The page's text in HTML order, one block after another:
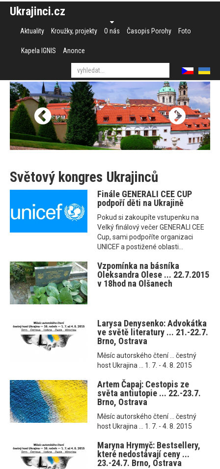
Ukrajinci.cz
Aktuality Kroužky, projekty O nás Časopis Porohy Foto
Kapela IGNIS Anonce
Světový kongres Ukrajinců
Finále GENERALI CEE CUP
podpoří děti na Ukrajině
Pokud si zakoupíte vstupenku na
Velký finálový večer GENERALI CEE
Cup, sami podpoříte organizaci
UNICEF a postižené oblasti...
Vzpomínka na básníka
Oleksandra Olese ... 22.7.2015
v 18hod na Olšanech
Larysa Denysenko: Advokátka
ve světě literatury ... 21.-22.7.
Brno, Ostrava
Měsíc autorského čtení ... čestný
host Ukrajina ... 1. 7. - 4. 8. 2015
Artem Čapaj: Cestopis ze
světa antiutopie ... 22.-23.7.
Brno, Ostrava
Měsíc autorského čtení ... čestný
host Ukrajina ... 1. 7. - 4. 8. 2015
Maryna Hrymyč: Bestsellery,
které nedostávají ceny ...
23.-24.7. Brno, Ostrava